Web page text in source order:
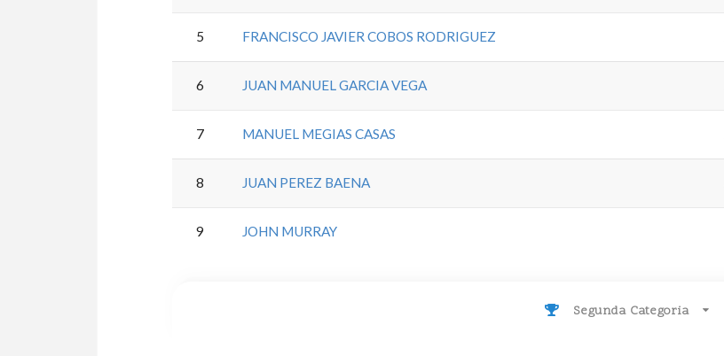
5 FRANCISCO JAVIER COBOS RODRIGUEZ
6 JUAN MANUEL GARCIA VEGA
7 MANUEL MEGIAS CASAS
8 JUAN PEREZ BAENA
9 JOHN MURRAY
Segunda Categoria